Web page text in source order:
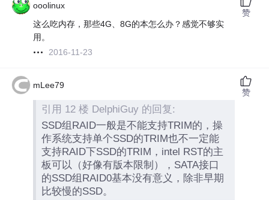
ooolinux
这么吃内存，那些4G、8G的本怎么办？感觉不够实
用。
2016-11-23
赞
mLee79
引用 12 楼 DelphiGuy 的回复:
SSD组RAID一般是不能支持TRIM的，操
作系统支持单个SSD的TRIM也不一定能
支持RAID下SSD的TRIM，intel RST的主
板可以（好像有版本限制），SATA接口
的SSD组RAID0基本没有意义，除非早期
比较慢的SSD。
赞